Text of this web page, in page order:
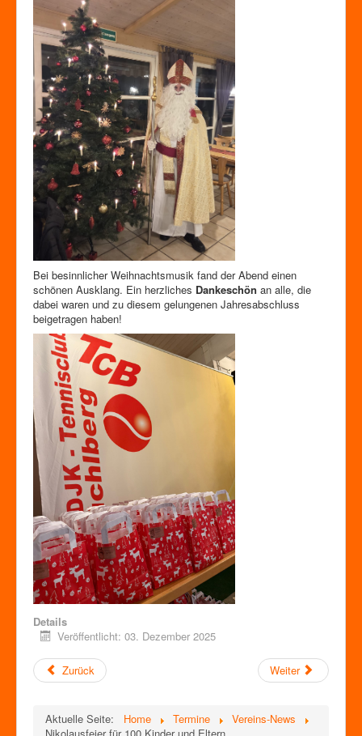
Bei besinnlicher Weihnachtsmusik fand der Abend einen
schönen Ausklang. Ein herzliches Dankeschön an alle, die
dabei waren und zu diesem gelungenen Jahresabschluss
beigetragen haben!
Details
Veröffentlicht: 03. Dezember 2025
Zurück Weiter
Aktuelle Seite: Home Termine
Vereins-News
Nikolausfeier für 100 Kinder und Eltern